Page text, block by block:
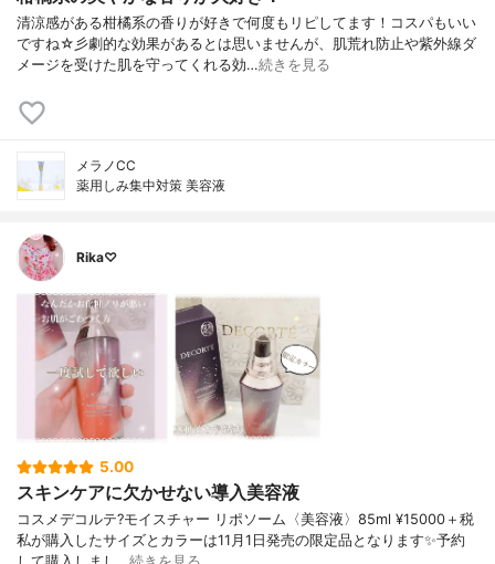
清涼感がある柑橘系の香りが好きで何度もリピしてます！コスパもいい
ですね☆彡劇的な効果があるとは思いませんが、肌荒れ防止や紫外線ダ
メージを受けた肌を守ってくれる効…続きを見る
メラノCC
薬用しみ集中対策 美容液
Rika♡
5.00
スキンケアに欠かせない導入美容液
コスメデコルテ?モイスチャー リポソーム〈美容液〉85ml ¥15000＋税
私が購入したサイズとカラーは11月1日発売の限定品となります✨予約